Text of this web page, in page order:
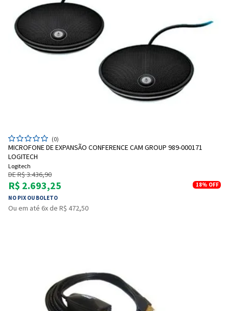
(0)
MICROFONE DE EXPANSÃO CONFERENCE CAM GROUP 989-000171
LOGITECH
Logitech
DE R$ 3.436,90
R$ 2.693,25
NO PIX OU BOLETO
18% OFF
Ou em até 6x de R$ 472,50